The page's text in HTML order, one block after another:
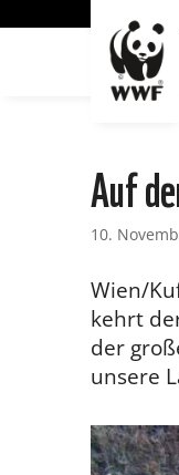
Auf
10.
Wien/
kehrt
der
unsere